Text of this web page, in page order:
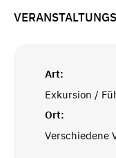
Art:
Exkursion /
Ort:
Verschiedene